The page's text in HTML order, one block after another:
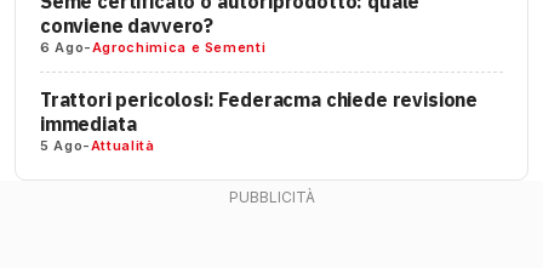
conviene davvero?
6 Ago-Agrochimica e Sementi
Trattori pericolosi: Federacma chiede revisione
immediata
5 Ago-Attualità